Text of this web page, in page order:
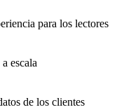
para los lectores
escala
de los clientes